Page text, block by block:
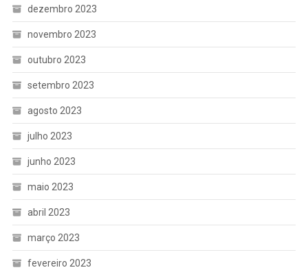
dezembro 2023
novembro 2023
outubro 2023
setembro 2023
agosto 2023
julho 2023
junho 2023
maio 2023
abril 2023
março 2023
fevereiro 2023